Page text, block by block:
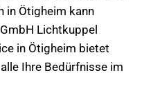
in Ötigheim kann
Lichtkuppel
in Ötigheim bietet
Ihre Bedürfnisse im